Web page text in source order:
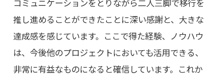
コミュニケーションをとりながら二人三脚で移行を
推し進めることができたことに深い感謝と、大きな
達成感を感じています。ここで得た経験、ノウハウ
は、今後他のプロジェクトにおいても活用できる、
非常に有益なものになると確信しています。これか